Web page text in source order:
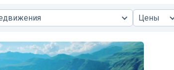
Цены